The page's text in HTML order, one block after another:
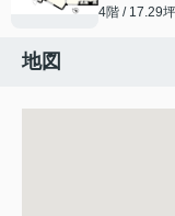
4階 / 17.29
地図